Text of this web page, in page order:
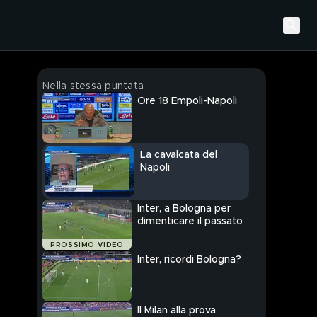
Nella stessa puntata
Ore 18 Empoli-Napoli
La cavalcata del
Napoli
PROSSIMO VIDEO
Inter, a Bologna per
dimenticare il passato
Inter, ricordi Bologna?
Il Milan alla prova